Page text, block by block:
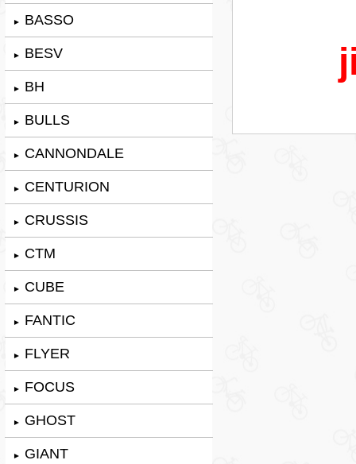
► BASSO
► BESV
► BH
► BULLS
► CANNONDALE
► CENTURION
► CRUSSIS
► CTM
► CUBE
► FANTIC
► FLYER
► FOCUS
► GHOST
► GIANT